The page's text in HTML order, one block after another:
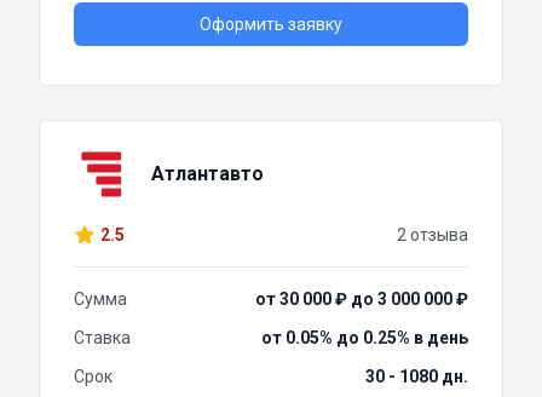
Оформить заявку
Атлантавто
2.5 2 отзыва
Сумма
от 30 000 ₽ до 3 000 000 ₽
Ставка
от 0.05% до 0.25% в день
Срок
30 - 1080 дн.